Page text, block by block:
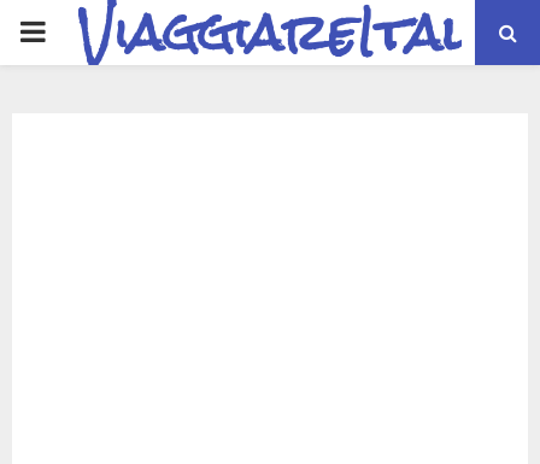
PRIMARYViaggiareItalia